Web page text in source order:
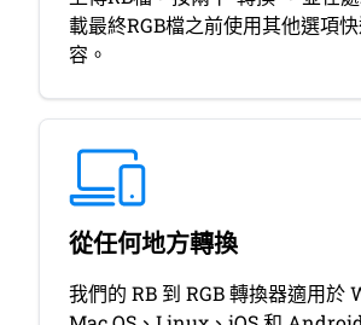
載最終RGB檔之前使用其他選項
容。
從任何地方轉換
我們的 RB 到 RGB 轉換器適用於